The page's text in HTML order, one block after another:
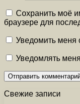
Сохранить моё
браузере для
Уведомить меня
Уведомлять
Свежие записи